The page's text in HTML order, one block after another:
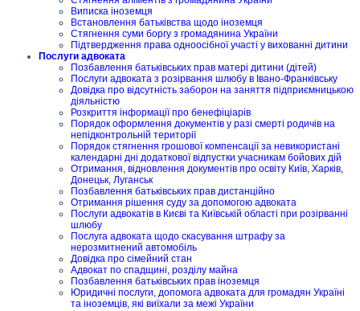
Виписка іноземця
Встановлення батьківства щодо іноземця
Стягнення суми боргу з громадянина України
Підтвердження права одноосібної участі у вихованні дитини
Послуги адвоката
Позбавлення батьківських прав матері дитини (дітей)
Послуги адвоката з розірвання шлюбу в Івано-Франківську
Довідка про відсутність заборон на заняття підприємницькою
діяльністю
Розкриття інформації про бенефіціарів
Порядок оформлення документів у разі смерті родичів на
непідконтрольній території
Порядок стягнення грошової компенсації за невикористані
календарні дні додаткової відпустки учасникам бойових дій
Отримання, відновлення документів про освіту Київ, Харків,
Донецьк, Луганськ
Позбавлення батьківських прав дистанційно
Отримання рішення суду за допомогою адвоката
Послуги адвокатів в Києві та Київській області при розірванні
шлюбу
Послуга адвоката щодо скасування штрафу за
нерозмитнений автомобіль
Довідка про сімейний стан
Адвокат по спадщині, розділу майна
Позбавлення батьківських прав іноземця
Юридичні послуги, допомога адвоката для громадян Україні
та іноземців, які виїхали за межі України